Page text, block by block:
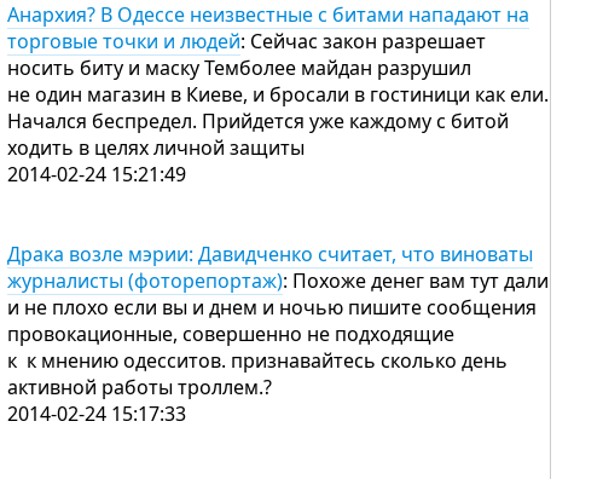
Анархия? В Одессе неизвестные с битами нападают на
торговые точки и людей: Сейчас закон разрешает
носить биту и маску Темболее майдан разрушил
не один магазин в Киеве, и бросали в гостиници как ели.
Начался беспредел. Прийдется уже каждому с битой
ходить в целях личной защиты
2014-02-24 15:21:49
Драка возле мэрии: Давидченко считает, что виноваты
журналисты (фоторепортаж): Похоже денег вам тут дали
и не плохо если вы и днем и ночью пишите сообщения
провокационные, совершенно не подходящие
к к мнению одесситов. признавайтесь сколько день
активной работы троллем.?
2014-02-24 15:17:33